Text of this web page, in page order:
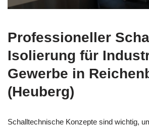
Professioneller
Isolierung für
Gewerbe in
(Heuberg)
Schalltechnische Konzepte sind wichtig,